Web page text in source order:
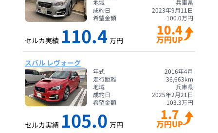
地域
兵庫県
成約日
2023年9月11日
希望金額
100.0万円
セルカ実績 110.4 万円
10.4
万円UP
スバル レヴォーグ
年式
2016年4月
走行距離
36,663km
地域
兵庫県
成約日
2025年2月21日
希望金額
103.3万円
セルカ実績 105.0 万円
1.7
万円UP